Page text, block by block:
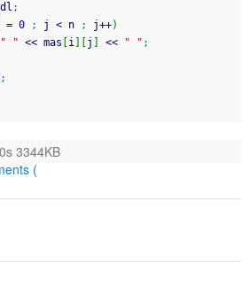
;
= 0 ; j < n ; j++)
" " << mas i j << " " ;
;
0s 3344KB
(